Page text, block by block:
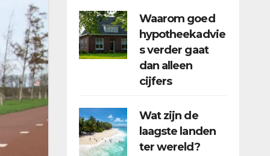
Waarom goed
hypotheekadvie
s verder gaat
dan alleen
cijfers
Wat zijn de
laagste landen
ter wereld?